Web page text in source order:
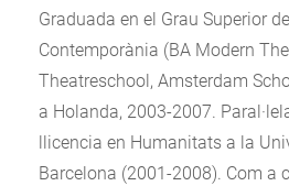
Graduada en el Grau Superior
Contemporània (BA Modern
Theatreschool, Amsterdam
a Holanda, 2003-2007.
llicencia en Humanitats a la
Barcelona (2001-2008). Com a